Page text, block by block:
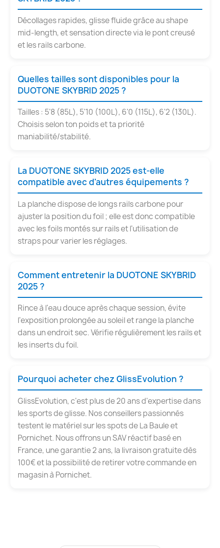
Décollages rapides, glisse fluide grâce au shape
mid-length, et sensation directe via le pont creusé
et les rails carbone.
Quelles tailles sont disponibles pour la
DUOTONE SKYBRID 2025 ?
Tailles : 5'8 (85L), 5'10 (100L), 6'0 (115L), 6'2 (130L).
Choisis selon ton poids et ta priorité
maniabilité/stabilité.
La DUOTONE SKYBRID 2025 est-elle
compatible avec d'autres équipements ?
La planche dispose de longs rails carbone pour
ajuster la position du foil ; elle est donc compatible
avec les foils montés sur rails et l'utilisation de
straps pour varier les réglages.
Comment entretenir la DUOTONE SKYBRID
2025 ?
Rince à l'eau douce après chaque session, évite
l'exposition prolongée au soleil et range la planche
dans un endroit sec. Vérifie régulièrement les rails et
les inserts du foil.
Pourquoi acheter chez GlissEvolution ?
GlissEvolution, c'est plus de 20 ans d'expertise dans
les sports de glisse. Nos conseillers passionnés
testent le matériel sur les spots de La Baule et
Pornichet. Nous offrons un SAV réactif basé en
France, une garantie 2 ans, la livraison gratuite dès
100€ et la possibilité de retirer votre commande en
magasin à Pornichet.